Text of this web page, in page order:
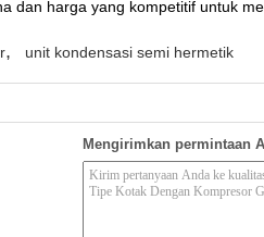
dan harga yang kompetitif untuk
, unit kondensasi semi hermetik
Mengirimkan permintaan